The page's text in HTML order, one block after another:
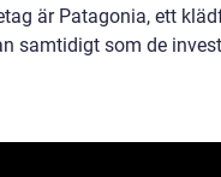
är Patagonia, ett
samtidigt som de